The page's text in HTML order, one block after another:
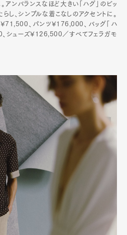
アンバランスなほど大きい「ハグ」のビッ
し、シンプルな着こなしのアクセントに。
、パンツ¥176,000、バッグ「ハ
、シューズ¥126,500／すべてフェラガモ